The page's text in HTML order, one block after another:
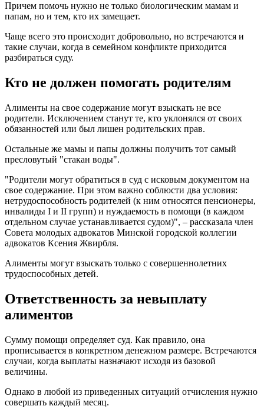
Причем помочь нужно не только биологическим мамам и
папам, но и тем, кто их замещает.
Чаще всего это происходит добровольно, но встречаются и
такие случаи, когда в семейном конфликте приходится
разбираться суду.
Кто не должен помогать родителям
Алименты на свое содержание могут взыскать не все
родители. Исключением станут те, кто уклонялся от своих
обязанностей или был лишен родительских прав.
Остальные же мамы и папы должны получить тот самый
пресловутый "стакан воды".
"Родители могут обратиться в суд с исковым документом на
свое содержание. При этом важно соблюсти два условия:
нетрудоспособность родителей (к ним относятся пенсионеры,
инвалиды I и II групп) и нуждаемость в помощи (в каждом
отдельном случае устанавливается судом)", – рассказала член
Совета молодых адвокатов Минской городской коллегии
адвокатов Ксения Жвирбля.
Алименты могут взыскать только с совершеннолетних
трудоспособных детей.
Ответственность за невыплату
алиментов
Сумму помощи определяет суд. Как правило, она
прописывается в конкретном денежном размере. Встречаются
случаи, когда выплаты назначают исходя из базовой
величины.
Однако в любой из приведенных ситуаций отчисления нужно
совершать каждый месяц.